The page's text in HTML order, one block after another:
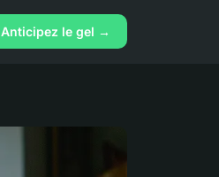
Anticipez le gel →